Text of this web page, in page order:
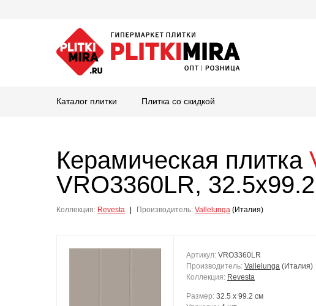
Каталог плитки Плитка со скидкой
Керамическая плитка
VRO3360LR,
Коллекция: Revesta Производитель: Vallelunga (Италия)
Артикул: VRO3360LR
Производитель: Vallelunga (Италия)
Коллекция: Revesta
Размер: 32.5 x 99.2 см